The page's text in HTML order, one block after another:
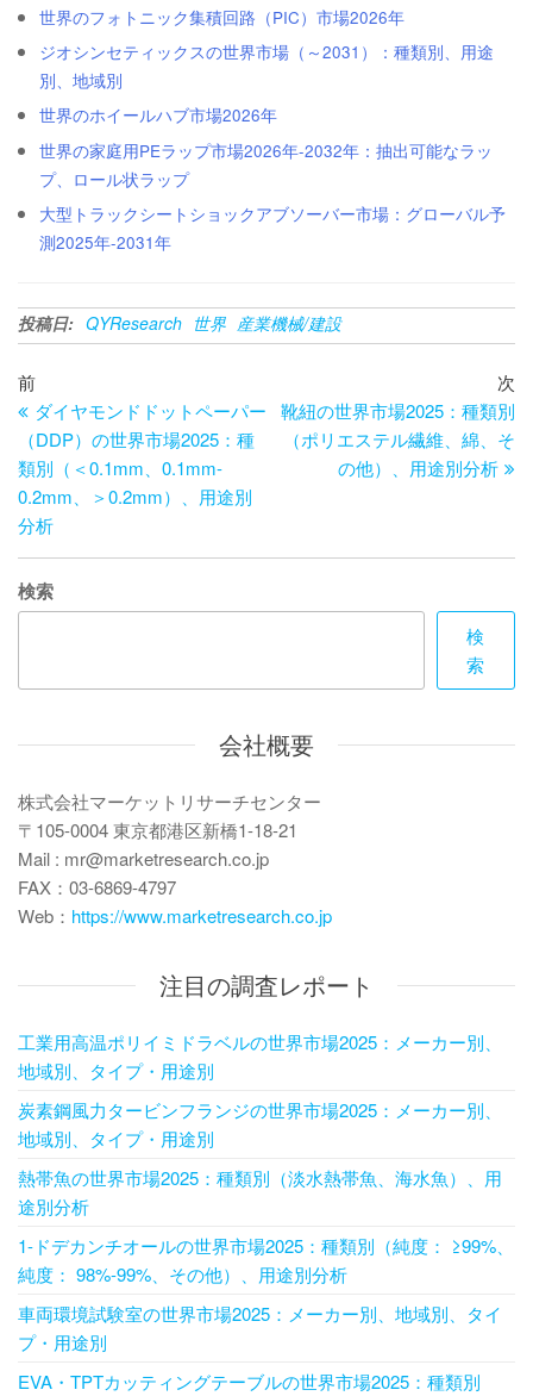
世界のフォトニック集積回路（PIC）市場2026年
ジオシンセティックスの世界市場（～2031）：種類別、用途
別、地域別
世界のホイールハブ市場2026年
世界の家庭用PEラップ市場2026年-2032年：抽出可能なラッ
プ、ロール状ラップ
大型トラックシートショックアブソーバー市場：グローバル予
測2025年-2031年
投稿日: QYResearch 世界 産業機械/建設
投
稿
ナ
ビ
ゲ
ー
シ
ン
過
去
の
投
稿
前
ダイヤモンドドットペーパー
（DDP）の世界市場2025：種
類別（＜0.1mm、0.1mm-
0.2mm、＞0.2mm）、用途別
分析
次
靴紐の世界市場2025：種類別
（ポリエステル繊維、綿、そ
の他）、用途別分析
検索
検
索
会社概要
株式会社マーケットリサーチセンター
〒105-0004 東京都港区新橋1-18-21
Mail : mr@marketresearch.co.jp
FAX：03-6869-4797
Web： https://www.marketresearch.co.jp
注目の調査レポート
工業用高温ポリイミドラベルの世界市場2025：メーカー別、
地域別、タイプ・用途別
炭素鋼風力タービンフランジの世界市場2025：メーカー別、
地域別、タイプ・用途別
熱帯魚の世界市場2025：種類別（淡水熱帯魚、海水魚）、用
途別分析
1-ドデカンチオールの世界市場2025：種類別（純度： ≥99%、
純度： 98%-99%、その他）、用途別分析
車両環境試験室の世界市場2025：メーカー別、地域別、タイ
プ・用途別
EVA・TPTカッティングテーブルの世界市場2025：種類別